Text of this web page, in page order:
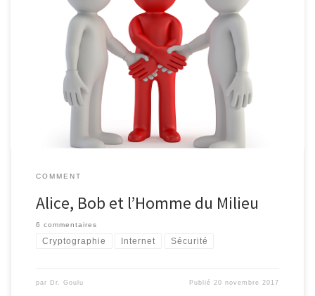
Dans un précédent épisode, nous avons vu comment Alice et Bob
peuvent empêcher Eve la curieuse d’écouter leurs messages
secrets. Mais ils doivent encore se protéger de Mallory, un puissant
adversaire qui, s’il se place entre Alice et Bob, peut effectuer la
fameuse attaque de l’homme du milieu : quand Alice […]
COMMENT
Alice, Bob et l’Homme du Milieu
6 commentaires
Cryptographie Internet Sécurité
par Dr. Goulu Publié 20 novembre 2017